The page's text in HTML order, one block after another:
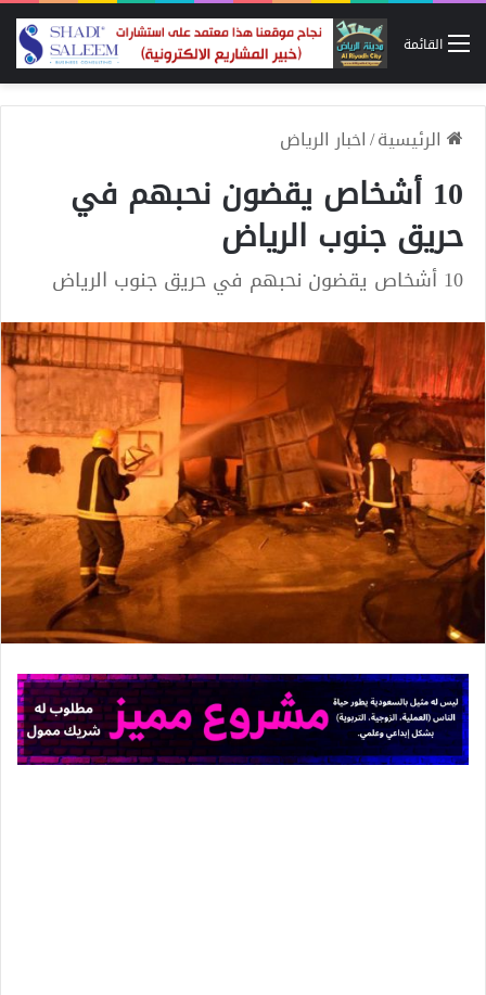
القائمة
الرئيسية/اخبار الرياض
10 أشخاص يقضون نحبهم في
حريق جنوب الرياض
10 أشخاص يقضون نحبهم في حريق جنوب الرياض